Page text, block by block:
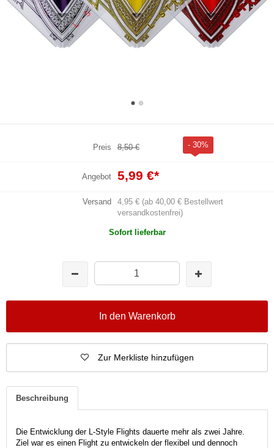
Preis 8,50 € - 30%
Angebot 5,99 €*
Versand
4,95 € (ab 40,00 € Bestellwert
versandkostenfrei)
Sofort lieferbar
In den Warenkorb
Zur Merkliste hinzufügen
Beschreibung
Die Entwicklung der L-Style Flights dauerte mehr als zwei Jahre.
Ziel war es einen Flight zu entwickeln der flexibel und dennoch